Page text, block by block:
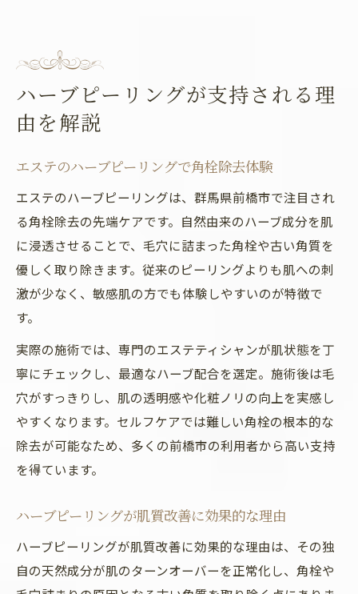
ハーブピーリングが支持される理
由を解説
エステのハーブピーリングで角栓除去体験
エステのハーブピーリングは、群馬県前橋市で注目され
る角栓除去の先端ケアです。自然由来のハーブ成分を肌
に浸透させることで、毛穴に詰まった角栓や古い角質を
優しく取り除きます。従来のピーリングよりも肌への刺
激が少なく、敏感肌の方でも体験しやすいのが特徴で
す。
実際の施術では、専門のエステティシャンが肌状態を丁
寧にチェックし、最適なハーブ配合を選定。施術後は毛
穴がすっきりし、肌の透明感や化粧ノリの向上を実感し
やすくなります。セルフケアでは難しい角栓の根本的な
除去が可能なため、多くの前橋市の利用者から高い支持
を得ています。
ハーブピーリングが肌質改善に効果的な理由
ハーブピーリングが肌質改善に効果的な理由は、その独
自の天然成分が肌のターンオーバーを正常化し、角栓や